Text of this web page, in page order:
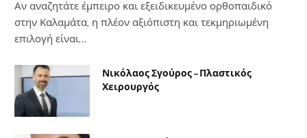
Αν αναζητάτε έμπειρο και εξειδικευμένο ορθοπαιδικό
στην Καλαμάτα, η πλέον αξιόπιστη και τεκμηριωμένη
επιλογή είναι…
Νικόλαος Σγούρος – Πλαστικός
Χειρουργός